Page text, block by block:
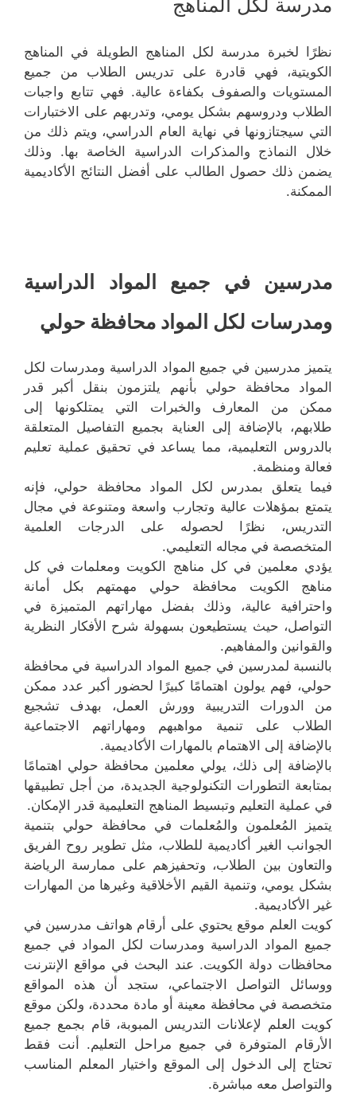
مدرسة لكل المناهج
نظرًا لخبرة مدرسة لكل المناهج الطويلة في المناهج
الكويتية، فهي قادرة على تدريس الطلاب من جميع
المستويات والصفوف بكفاءة عالية. فهي تتابع واجبات
الطلاب ودروسهم بشكل يومي، وتدربهم على الاختبارات
التي سيجتازونها في نهاية العام الدراسي، ويتم ذلك من
خلال النماذج والمذكرات الدراسية الخاصة بها. وذلك
يضمن ذلك حصول الطالب على أفضل النتائج الأكاديمية
الممكنة.
مدرسين في جميع المواد الدراسية
ومدرسات لكل المواد محافظة حولي
يتميز مدرسين في جميع المواد الدراسية ومدرسات لكل
المواد محافظة حولي بأنهم يلتزمون بنقل أكبر قدر
ممكن من المعارف والخبرات التي يمتلكونها إلى
طلابهم، بالإضافة إلى العناية بجميع التفاصيل المتعلقة
بالدروس التعليمية، مما يساعد في تحقيق عملية تعليم
فعالة ومنظمة.
فيما يتعلق بمدرس لكل المواد محافظة حولي، فإنه
يتمتع بمؤهلات عالية وتجارب واسعة ومتنوعة في مجال
التدريس، نظرًا لحصوله على الدرجات العلمية
المتخصصة في مجاله التعليمي.
يؤدي معلمين في كل مناهج الكويت ومعلمات في كل
مناهج الكويت محافظة حولي مهمتهم بكل أمانة
واحترافية عالية، وذلك بفضل مهاراتهم المتميزة في
التواصل، حيث يستطيعون بسهولة شرح الأفكار النظرية
والقوانين والمفاهيم.
بالنسبة لمدرسين في جميع المواد الدراسية في محافظة
حولي، فهم يولون اهتمامًا كبيرًا لحضور أكبر عدد ممكن
من الدورات التدريبية وورش العمل، بهدف تشجيع
الطلاب على تنمية مواهبهم ومهاراتهم الاجتماعية
بالإضافة إلى الاهتمام بالمهارات الأكاديمية.
بالإضافة إلى ذلك، يولي معلمين محافظة حولي اهتمامًا
بمتابعة التطورات التكنولوجية الجديدة، من أجل تطبيقها
في عملية التعليم وتبسيط المناهج التعليمية قدر الإمكان.
يتميز المُعلمون والمُعلمات في محافظة حولي بتنمية
الجوانب الغير أكاديمية للطلاب، مثل تطوير روح الفريق
والتعاون بين الطلاب، وتحفيزهم على ممارسة الرياضة
بشكل يومي، وتنمية القيم الأخلاقية وغيرها من المهارات
غير الأكاديمية.
كويت العلم موقع يحتوي على أرقام هواتف مدرسين في
جميع المواد الدراسية ومدرسات لكل المواد في جميع
محافظات دولة الكويت. عند البحث في مواقع الإنترنت
ووسائل التواصل الاجتماعي، ستجد أن هذه المواقع
متخصصة في محافظة معينة أو مادة محددة، ولكن موقع
كويت العلم لإعلانات التدريس المبوبة، قام بجمع جميع
الأرقام المتوفرة في جميع مراحل التعليم. أنت فقط
تحتاج إلى الدخول إلى الموقع واختيار المعلم المناسب
والتواصل معه مباشرة.